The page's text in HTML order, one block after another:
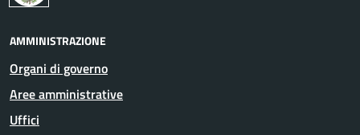
AMMINISTRAZIONE
Organi di governo
Aree amministrative
Uffici